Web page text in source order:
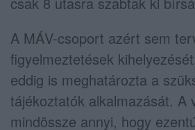
A MÁV-csoport azért sem
figyelmeztetések
eddig is meghatározta a
tájékoztatók alkalmazását. A
mindössze annyi, hogy